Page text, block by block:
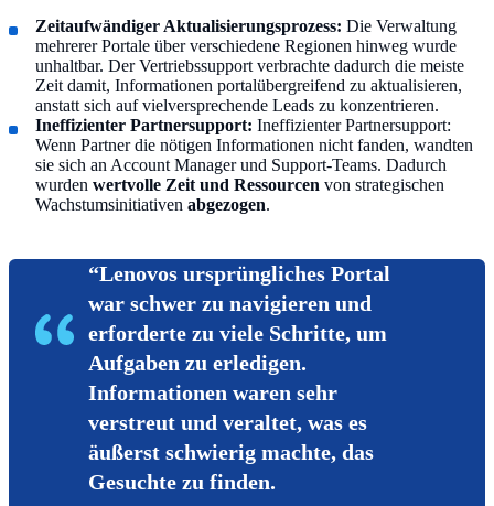
Zeitaufwändiger Aktualisierungsprozess: Die Verwaltung
mehrerer Portale über verschiedene Regionen hinweg wurde
unhaltbar. Der Vertriebssupport verbrachte dadurch die meiste
Zeit damit, Informationen portalübergreifend zu aktualisieren,
anstatt sich auf vielversprechende Leads zu konzentrieren.
Ineffizienter Partnersupport: Ineffizienter Partnersupport:
Wenn Partner die nötigen Informationen nicht fanden, wandten
sie sich an Account Manager und Support-Teams. Dadurch
wurden wertvolle Zeit und Ressourcen von strategischen
Wachstumsinitiativen abgezogen.
“Lenovos ursprüngliches Portal
war schwer zu navigieren und
erforderte zu viele Schritte, um
Aufgaben zu erledigen.
Informationen waren sehr
verstreut und veraltet, was es
äußerst schwierig machte, das
Gesuchte zu finden.